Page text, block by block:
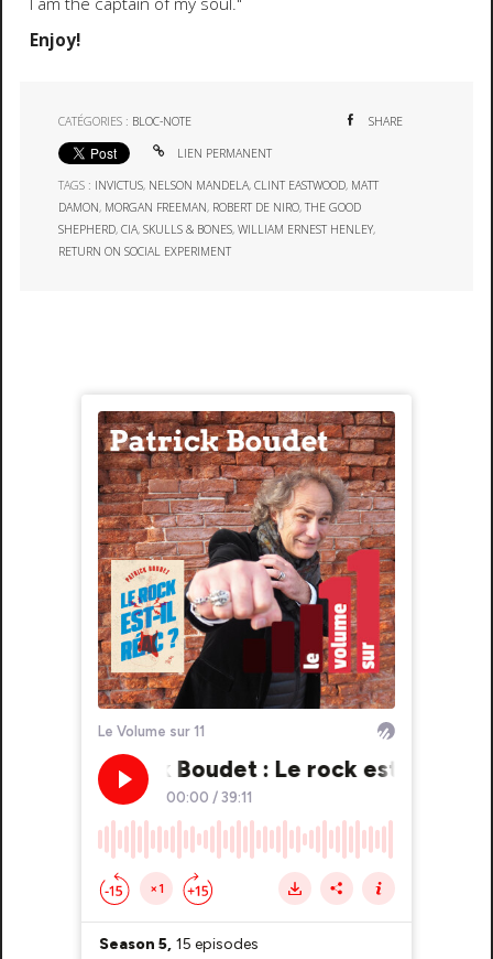
Enjoy!
CATÉGORIES : BLOC-NOTE SHARE
LIEN PERMANENT
TAGS : INVICTUS, NELSON MANDELA,CLINT EASTWOOD, MATT
DAMON, MORGAN FREEMAN, ROBERT DE NIRO,THE GOOD
SHEPHERD,CIA,SKULLS & BONES,WILLIAM ERNEST HENLEY,
RETURN ON SOCIAL EXPERIMENT